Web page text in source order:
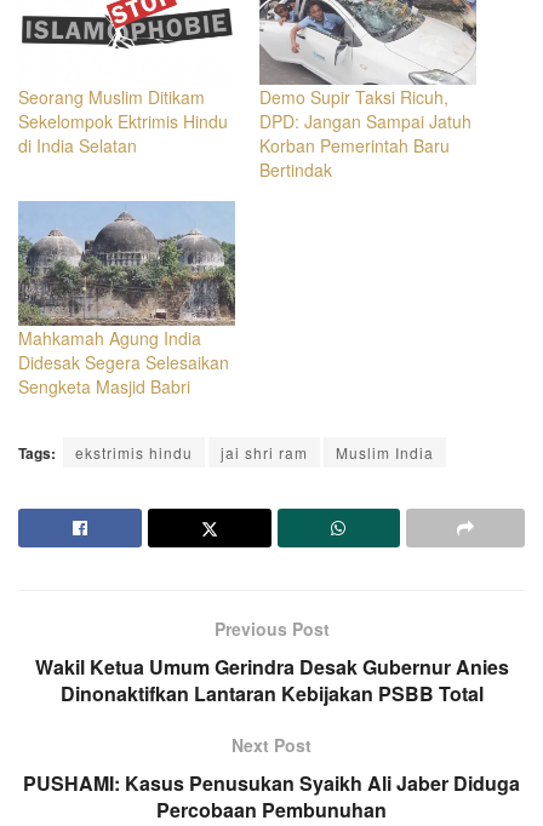
Seorang Muslim Ditikam
Sekelompok Ektrimis Hindu
di India Selatan
Demo Supir Taksi Ricuh,
DPD: Jangan Sampai Jatuh
Korban Pemerintah Baru
Bertindak
Mahkamah Agung India
Didesak Segera Selesaikan
Sengketa Masjid Babri
Tags: ekstrimis hindu jai shri ram Muslim India
Previous Post
Wakil Ketua Umum Gerindra Desak Gubernur Anies
Dinonaktifkan Lantaran Kebijakan PSBB Total
Next Post
PUSHAMI: Kasus Penusukan Syaikh Ali Jaber Diduga
Percobaan Pembunuhan